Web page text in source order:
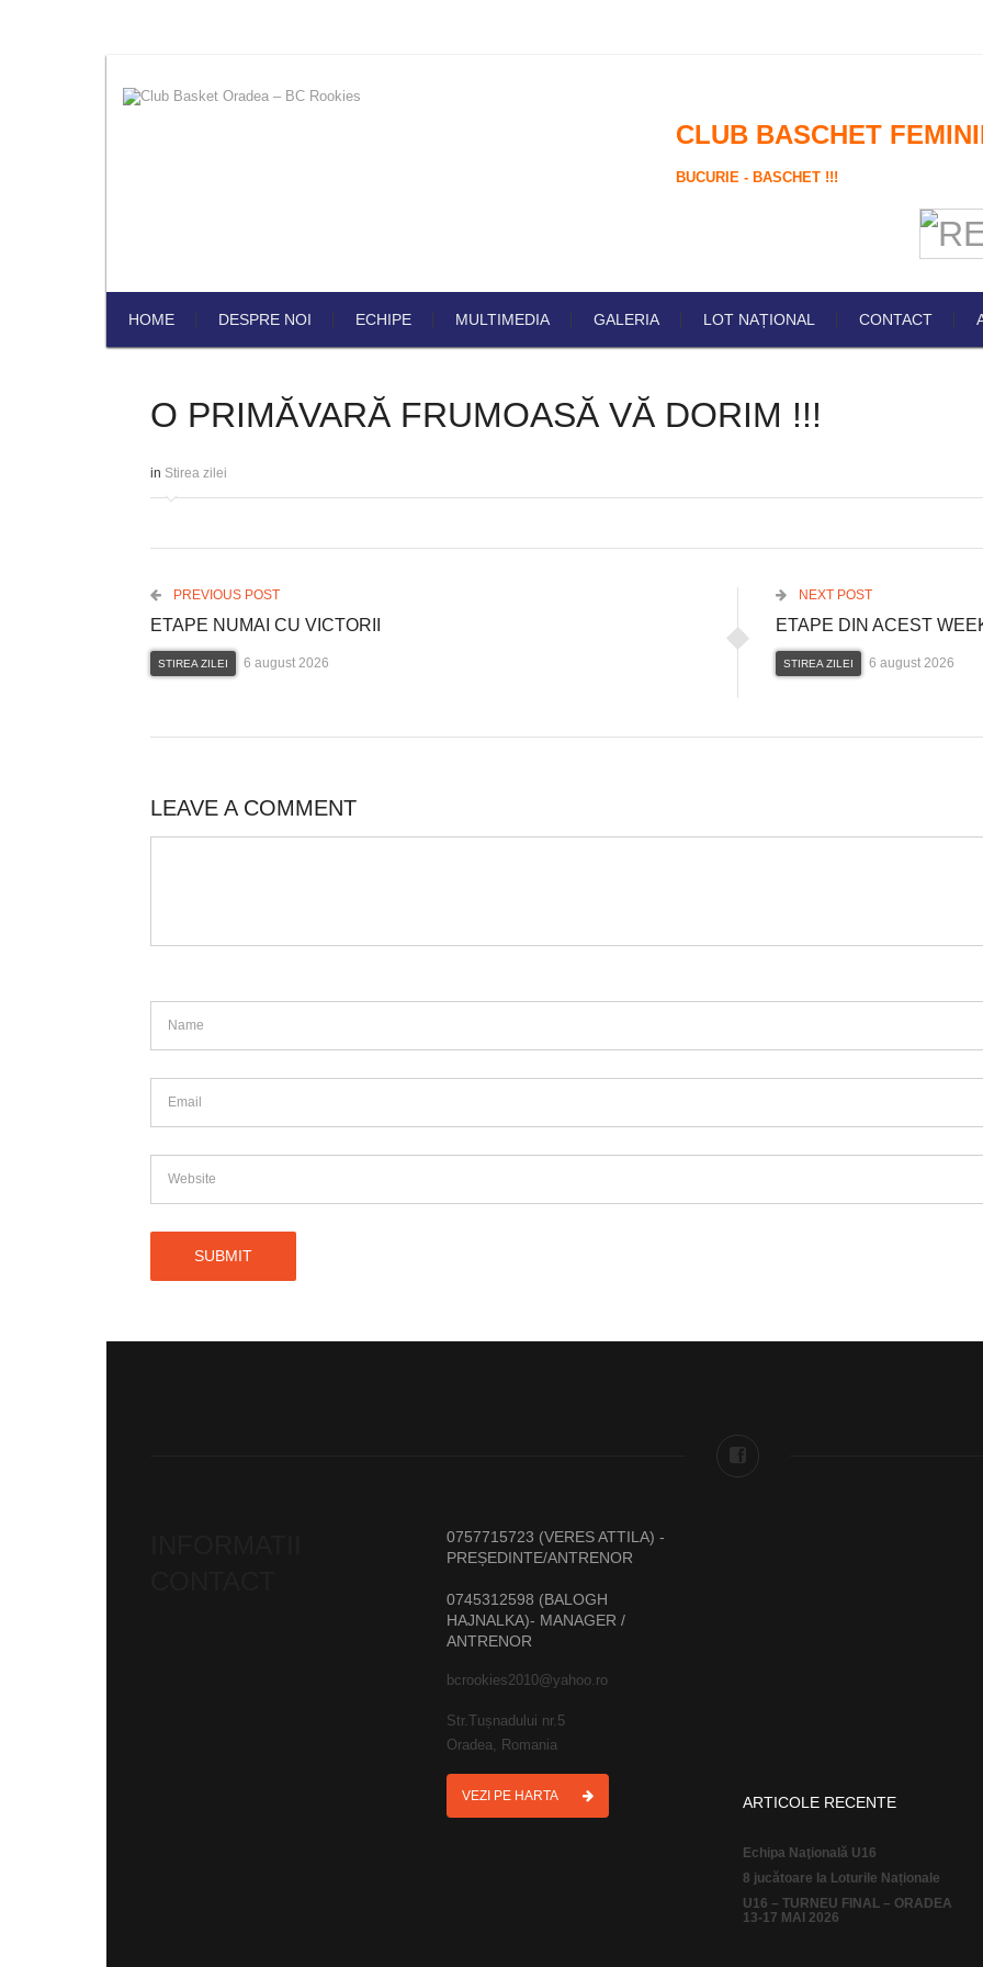
CLUB BASCHET
BUCURIE - BASCHET !!!
HOME DESPRE NOI ECHIPE MULTIMEDIA GALERIA LOT NAȚIONAL CONTACT
O PRIMĂVARĂ FRUMOASĂ VĂ DORIM !!!
in Stirea zilei
PREVIOUS POST
ETAPE NUMAI CU VICTORII
STIREA ZILEI 6 august 2026
NEXT POST
ETAPE DIN ACEST
STIREA ZILEI 6 august 2026
LEAVE A COMMENT
0757715723 (VERES ATTILA) -
PREȘEDINTE/ANTRENOR
0745312598 (BALOGH
HAJNALKA)- MANAGER /
ANTRENOR
bcrookies2010@yahoo.ro
Str.Tușnadului nr.5
Oradea, Romania
VEZI PE HARTA ARTICOLE RECENTE
Echipa Naţională U16
8 jucătoare la Loturile Naționale
U16 – TURNEU FINAL – ORADEA
13-17 MAI 2026